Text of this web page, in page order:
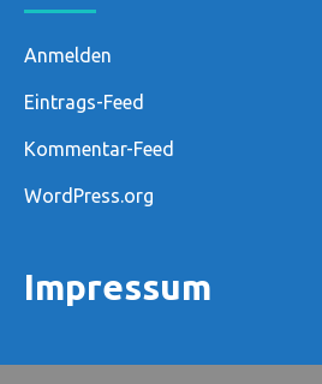
Anmelden
Eintrags-Feed
Kommentar-Feed
WordPress.org
Impressum